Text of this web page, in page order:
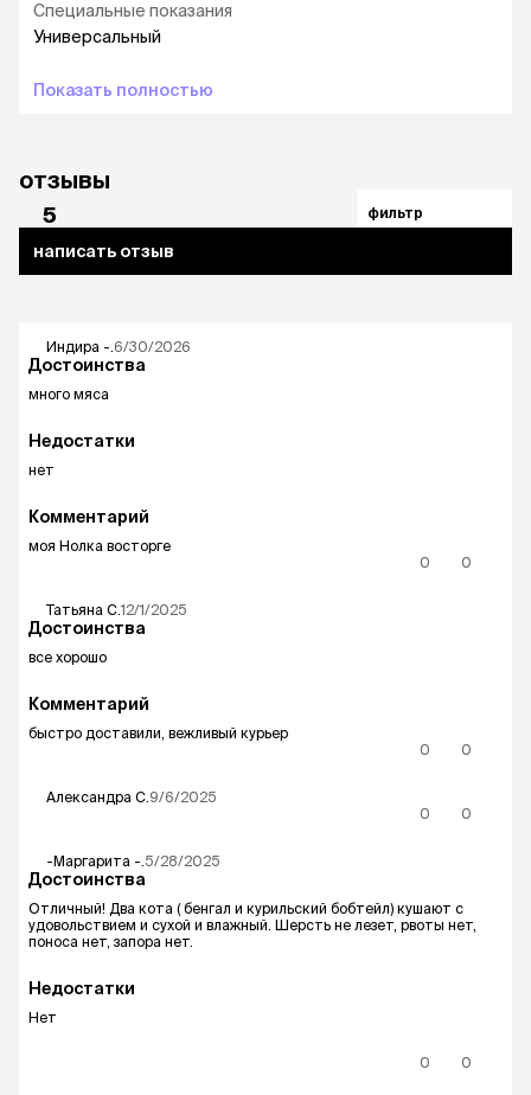
Специальные показания
Универсальный
Показать полностью
отзывы
5 фильтр
написать отзыв
Индира -. 6/30/2026
Достоинства
много мяса
Недостатки
нет
Комментарий
моя Нолка восторге
0
0
Татьяна С.12/1/2025
Достоинства
все хорошо
Комментарий
быстро доставили, вежливый курьер
0
0
Александра С. 9/6/2025
0
0
-Маргарита -. 5/28/2025
Достоинства
Отличный! Два кота ( бенгал и курильский бобтейл) кушают с
удовольствием и сухой и влажный. Шерсть не лезет, рвоты нет,
поноса нет, запора нет.
Недостатки
Нет
0 0